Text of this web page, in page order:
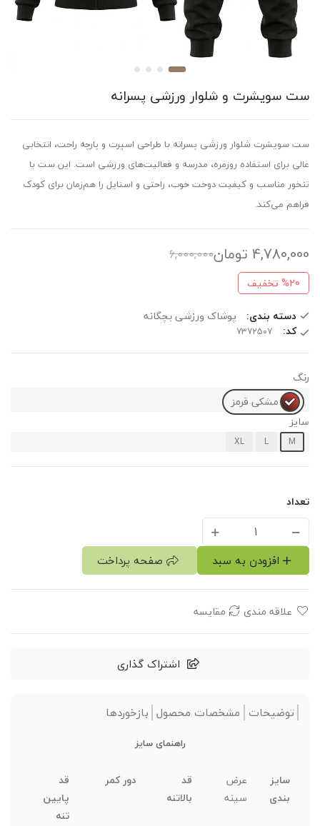
ست سویشرت و شلوار ورزشی پسرانه
ست سویشرت شلوار ورزشی پسرانه با طراحی اسپرت و پارچه راحت، انتخابی
عالی برای استفاده روزمره، مدرسه و فعالیت‌های ورزشی است. این ست با
تنخور مناسب و کیفیت دوخت خوب، راحتی و استایل را هم‌زمان برای کودک
فراهم می‌کند.
4,780,000 تومان6,000,000
%20 تخفیف
دسته بندی:
پوشاک ورزشی بچگانه
کد:
رنگ
مشکی قرمز
سایز
M
L
XL
تعداد
افزودن به سبد صفحه پرداخت
علاقه مندی مقایسه
اشتراک گذاری
توضیحات مشخصات محصول بازخوردها
راهنمای سایز
سایز
بندی
عرض
سینه
قد
بالاتنه
دور کمر
قد
پایین
تنه